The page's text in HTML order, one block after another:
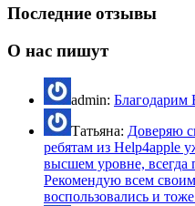
Последние отзывы
О нас пишут
admin: Благодарим
Татьяна: Доверяю
ребятам из Help4apple
высшем уровне, всегда
Рекомендую всем
воспользовались и